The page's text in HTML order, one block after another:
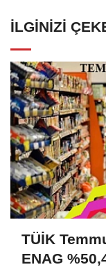
İLGINIZI
TÜİK
ENAG